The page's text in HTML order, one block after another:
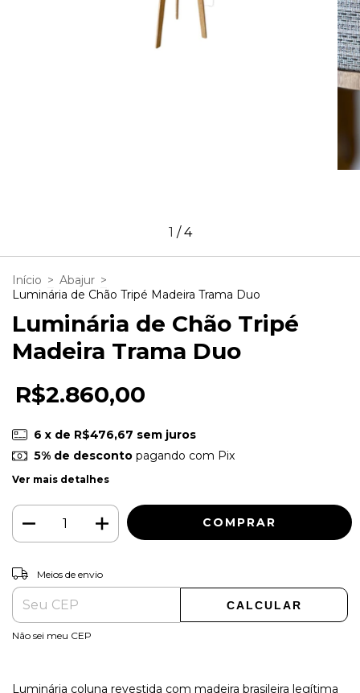
1 /4
Início > Abajur >
Luminária de Chão Tripé Madeira Trama Duo
Luminária de Chão Tripé
Madeira Trama Duo
R$2.860,00
6 x de R$476,67 sem juros
5% de descontopagando com Pix
Ver mais detalhes
Entregas para o CEP:
Meios de envio
CALCULAR
Não sei meu CEP
Luminária coluna revestida com madeira brasileira legítima